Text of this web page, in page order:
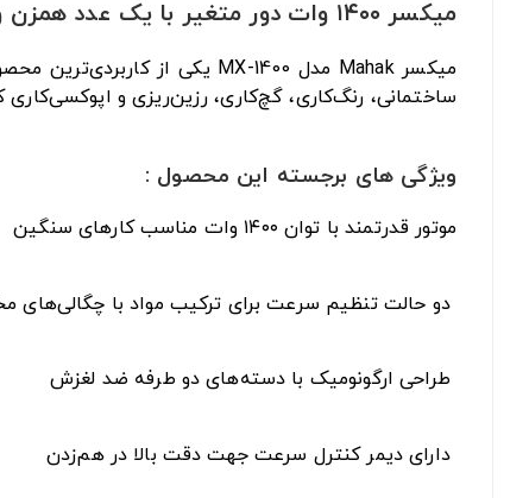
میکسر ۱۴۰۰ وات دور متغیر با یک عدد همزن و کیف MAHAK مدل MX-1400
میکسر Mahak مدل MX-1400 یکی از کاربردی‌ترین محصولات در دسته‌بندی
ساختمانی، رنگ‌کاری، گچ‌کاری، رزین‌ریزی و
ویژگی های برجسته این محصول :
موتور قدرتمند با توان ۱۴۰۰ وات مناسب کارهای سنگین
دو حالت تنظیم سرعت برای ترکیب مواد با چگالی‌های
طراحی ارگونومیک با دسته‌های دو طرفه ضد لغزش
دارای دیمر کنترل سرعت جهت دقت بالا در هم‌زدن